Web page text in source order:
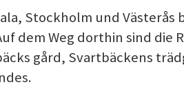
Stockholm und Västerås
dem Weg dorthin sind die
gård, Svartbäckens